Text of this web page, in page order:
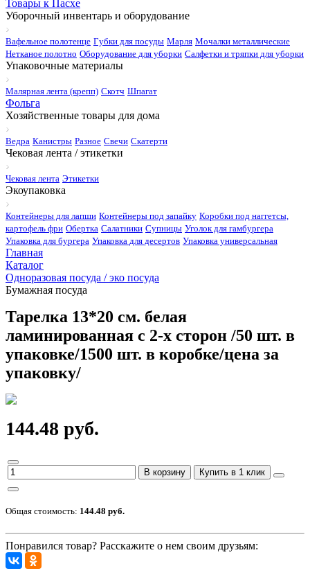
Товары к Пасхе
Уборочный инвентарь и оборудование
Вафельное полотенце Губки для посуды Марля Мочалки металлические
Нетканое полотно Оборудование для уборки Салфетки и тряпки для уборки
Упаковочные материалы
Малярная лента (крепп) Скотч Шпагат
Фольга
Хозяйственные товары для дома
Ведра Канистры Разное Свечи Скатерти
Чековая лента / этикетки
Чековая лента Этикетки
Экоупаковка
Контейнеры для лапши Контейнеры под запайку Коробки под наггетсы,
картофель фри Обертка Салатники Супницы Уголок для гамбургера
Упаковка для бургера Упаковка для десертов Упаковка универсальная
Главная
Каталог
Одноразовая посуда / эко посуда
Бумажная посуда
Тарелка 13*20 см. белая
ламинированная с 2-х сторон /50 шт. в
упаковке/1500 шт. в коробке/цена за
упаковку/
144.48 руб.
В корзину Купить в 1 клик
Общая стоимость: 144.48 руб.
Понравился товар? Расскажите о нем своим друзьям: